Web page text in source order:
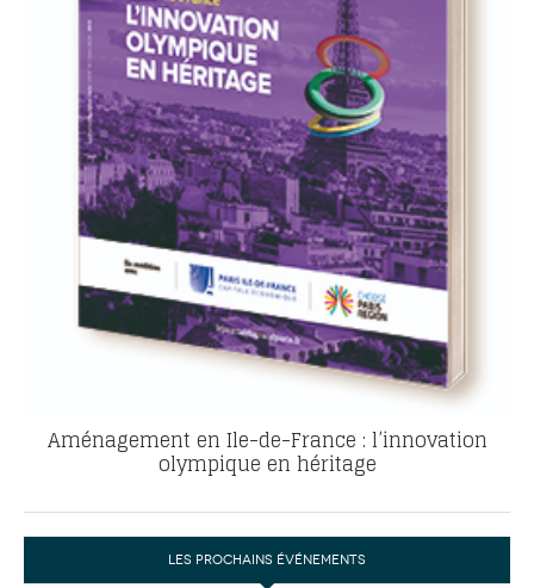
Aménagement en Ile-de-France : l’innovation
olympique en héritage
LES PROCHAINS ÉVÉNEMENTS